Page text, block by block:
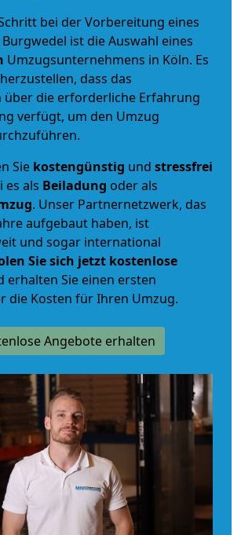
bei der Vorbereitung eines
ist die Auswahl eines
Umzugsunternehmens in Köln. Es
dass das
über die erforderliche Erfahrung
verfügt, um den Umzug
Sie kostengünstig und stressfrei
es als Beiladung oder als
. Unser Partnernetzwerk, das
aufgebaut haben, ist
und sogar international
Sie sich jetzt kostenlose
erhalten Sie einen ersten
die Kosten für Ihren Umzug.
Angebote erhalten